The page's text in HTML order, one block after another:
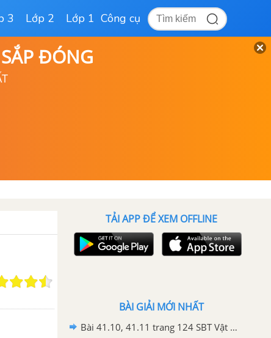
3 Lớp 2 Lớp 1 Công cụ
ĐÓNG
TẢI APP ĐỂ XEM OFFLINE
BÀI GIẢI MỚI NHẤT
Bài 41.10, 41.11 trang 124 SBT Vật Lí 12